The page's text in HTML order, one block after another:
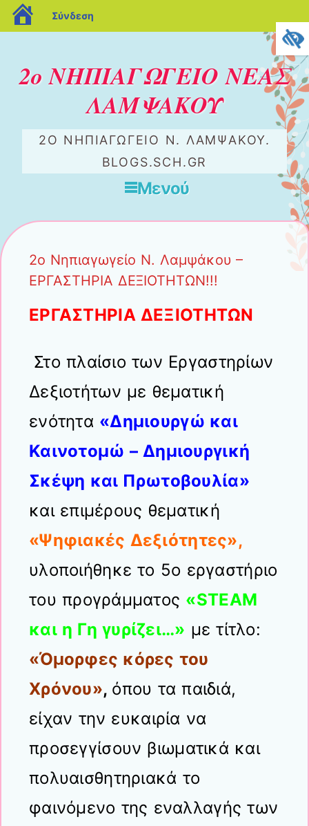
2ο ΝΗΠΙΑΓΩΓΕΙΟ ΝΕΑΣ
ΛΑΜΨΑΚΟΥ
2Ο ΝΗΠΙΑΓΩΓΕΙΟ Ν. ΛΑΜΨΑΚΟΥ.
BLOGS.SCH.GR
Μενού
2ο Νηπιαγωγείο Ν. Λαμψάκου –
ΕΡΓΑΣΤΗΡΙΑ ΔΕΞΙΟΤΗΤΩΝ!!!
ΕΡΓΑΣΤΗΡΙΑ ΔΕΞΙΟΤΗΤΩΝ
Στο πλαίσιο των Εργαστηρίων
Δεξιοτήτων με θεματική
ενότητα «Δημιουργώ και
Καινοτομώ – Δημιουργική
Σκέψη και Πρωτοβουλία»
και επιμέρους θεματική
«Ψηφιακές Δεξιότητες»,
υλοποιήθηκε το 5ο εργαστήριο
του προγράμματος «STEAM
και η Γη γυρίζει…» με τίτλο:
«Όμορφες κόρες του
Χρόνου», όπου τα παιδιά,
είχαν την ευκαιρία να
προσεγγίσουν βιωματικά και
πολυαισθητηριακά το
φαινόμενο της εναλλαγής των
blogs.sch.gr
Σύνδεση